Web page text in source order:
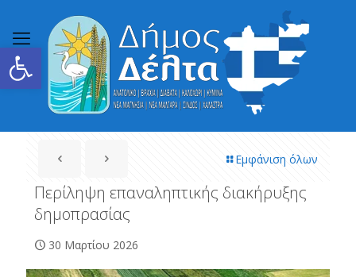
Ανοίξτε τη γραμμή εργαλείων
Εμφάνιση όλων
Περίληψη επαναληπτικής διακήρυξης
δημοπρασίας
30 Μαρτίου 2026